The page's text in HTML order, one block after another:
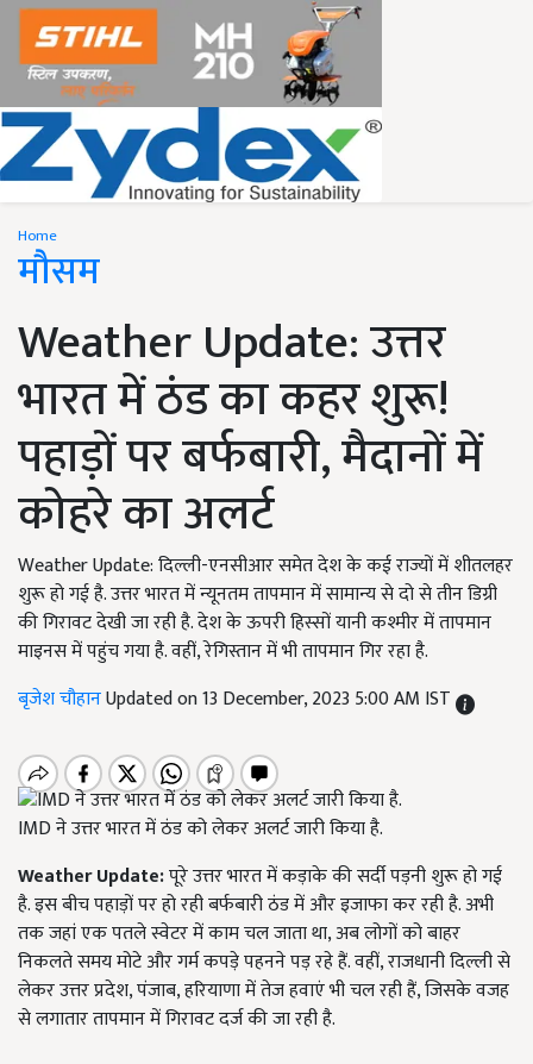
Home
मौसम
Weather Update: उत्तर
भारत में ठंड का कहर शुरू!
पहाड़ों पर बर्फबारी, मैदानों में
कोहरे का अलर्ट
Weather Update: दिल्ली-एनसीआर समेत देश के कई राज्यों में शीतलहर
शुरू हो गई है. उत्तर भारत में न्यूनतम तापमान में सामान्य से दो से तीन डिग्री
की गिरावट देखी जा रही है. देश के ऊपरी हिस्सों यानी कश्मीर में तापमान
माइनस में पहुंच गया है. वहीं, रेगिस्तान में भी तापमान गिर रहा है.
बृजेश चौहानUpdated on 13 December, 2023 5:00 AM IST
IMD ने उत्तर भारत में ठंड को लेकर अलर्ट जारी किया है.
Weather Update:पूरे उत्तर भारत में कड़ाके की सर्दी पड़नी शुरू हो गई
है. इस बीच पहाड़ों पर हो रही बर्फबारी ठंड में और इजाफा कर रही है. अभी
तक जहां एक पतले स्वेटर में काम चल जाता था, अब लोगों को बाहर
निकलते समय मोटे और गर्म कपड़े पहनने पड़ रहे हैं. वहीं, राजधानी दिल्ली से
लेकर उत्तर प्रदेश, पंजाब, हरियाणा में तेज हवाएं भी चल रही हैं, जिसके वजह
से लगातार तापमान में गिरावट दर्ज की जा रही है.